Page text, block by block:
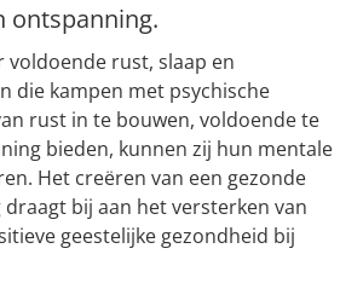
ontspanning.
rust, slaap en
die kampen met psychische
rust in te bouwen, voldoende te
bieden, kunnen zij hun mentale
Het creëren van een gezonde
bij aan het versterken van
geestelijke gezondheid bij